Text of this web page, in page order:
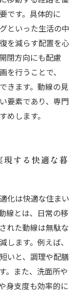
です。具体的に
といった生活の中
を減らす配置を心
閉方向にも配慮
を行うことで、
きます。動線の見
要素であり、専門
します。
現する快適な暮
化は快適な住まい
線とは、日常の移
れた動線は無駄な
ます。例えば、
いと、調理や配膳
。また、洗面所や
身支度も効率的に